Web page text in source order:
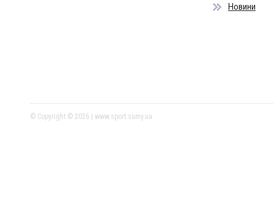
Новини
© Copyright © 2026 | www.sport.sumy.ua